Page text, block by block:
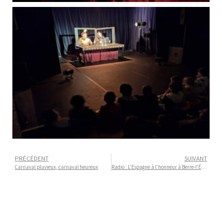
PRÉCÉDENT
Carnaval pluvieux, carnaval heureux
SUIVANT
Radio : L’Espagne à l’honneur à Berre-l’Étang